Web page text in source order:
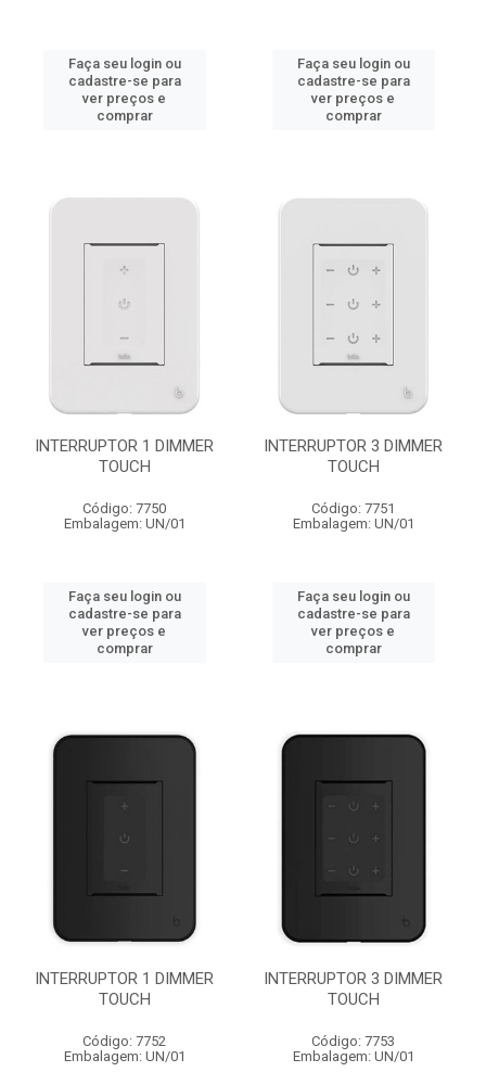
Faça seu login ou
cadastre-se para
ver preços e
comprar
Faça seu login ou
cadastre-se para
ver preços e
comprar
INTERRUPTOR 1 DIMMER
TOUCH
Código: 7750
Embalagem: UN/01
Faça seu login ou
cadastre-se para
ver preços e
comprar
INTERRUPTOR 3 DIMMER
TOUCH
Código: 7751
Embalagem: UN/01
Faça seu login ou
cadastre-se para
ver preços e
comprar
INTERRUPTOR 1 DIMMER
TOUCH
Código: 7752
Embalagem: UN/01
INTERRUPTOR 3 DIMMER
TOUCH
Código: 7753
Embalagem: UN/01